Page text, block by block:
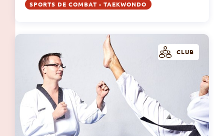
SPORTS DE COMBAT - TAEKWONDO
CLUB